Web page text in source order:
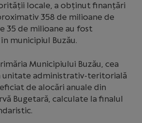
locale, a obținut finanțări
358 de milioane de
35 de milioane au fost
municipiul Buzău.
Municipiului Buzău, cea
unitate administrativ-teritorială
de alocări anuale din
Bugetară, calculate la finalul